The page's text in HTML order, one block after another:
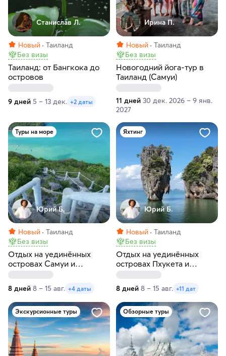
Станислав Л.
Новый
Таиланд
Без визы
Таиланд: от Бангкока до
островов
9 дней 5 – 13 дек. +2 даты
Ирина П.
Новый
Таиланд
Без визы
Новогодний йога-тур в
Таиланд (Самуи)
11 дней 30 дек. 2026 – 9 янв.
2027
Туры на море
Юрий Б.
Новый
Таиланд
Без визы
Отдых на уединённых
островах Самуи и
Сиамского залива:
премиальное путешествие
под парусами
8 дней 8 – 15 авг. +4 даты
Яхтинг
Юрий Б.
Новый
Таиланд
Без визы
Отдых на уединённых
островах Пхукета и
Андаманского моря:
маршрут, доступный
только с моря
8 дней 8 – 15 авг. +11 дат
Экскурсионные туры Обзорные туры